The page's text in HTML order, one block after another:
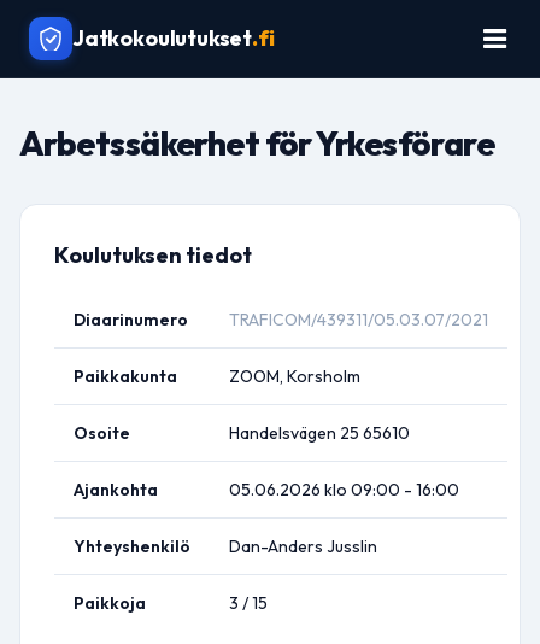
Jatkokoulutukset.fi
Arbetssäkerhet för Yrkesförare
Koulutuksen tiedot
Diaarinumero TRAFICOM/439311/05.03.07/2021
Paikkakunta ZOOM, Korsholm
Osoite Handelsvägen 25 65610
Ajankohta 05.06.2026 klo 09:00 - 16:00
Yhteyshenkilö Dan-Anders Jusslin
Paikkoja 3 / 15